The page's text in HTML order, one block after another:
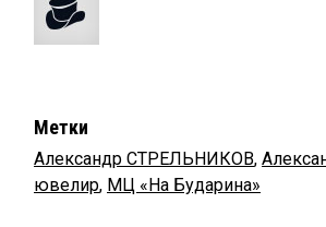
Метки
Александр СТРЕЛЬНИКОВ,
ювелир, МЦ «На Бударина»